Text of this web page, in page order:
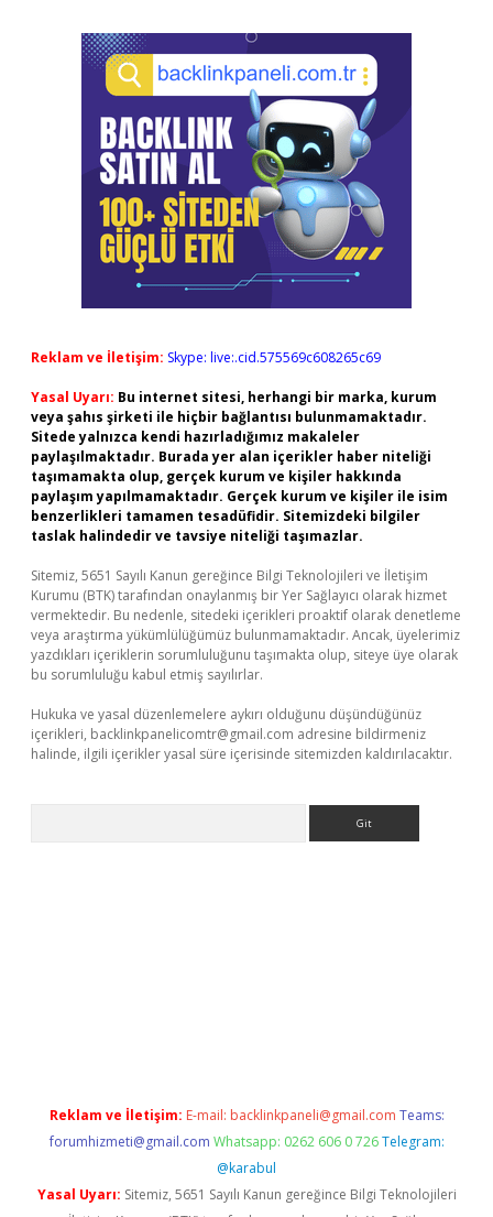
Reklam ve İletişim: Skype: live:.cid.575569c608265c69
Yasal Uyarı: Bu internet sitesi, herhangi bir marka, kurum
veya şahıs şirketi ile hiçbir bağlantısı bulunmamaktadır.
Sitede yalnızca kendi hazırladığımız makaleler
paylaşılmaktadır. Burada yer alan içerikler haber niteliği
taşımamakta olup, gerçek kurum ve kişiler hakkında
paylaşım yapılmamaktadır. Gerçek kurum ve kişiler ile isim
benzerlikleri tamamen tesadüfidir. Sitemizdeki bilgiler
taslak halindedir ve tavsiye niteliği taşımazlar.
Sitemiz, 5651 Sayılı Kanun gereğince Bilgi Teknolojileri ve İletişim
Kurumu (BTK) tarafından onaylanmış bir Yer Sağlayıcı olarak hizmet
vermektedir. Bu nedenle, sitedeki içerikleri proaktif olarak denetleme
veya araştırma yükümlülüğümüz bulunmamaktadır. Ancak, üyelerimiz
yazdıkları içeriklerin sorumluluğunu taşımakta olup, siteye üye olarak
bu sorumluluğu kabul etmiş sayılırlar.
Hukuka ve yasal düzenlemelere aykırı olduğunu düşündüğünüz
içerikleri, backlinkpanelicomtr@gmail.com adresine bildirmeniz
halinde, ilgili içerikler yasal süre içerisinde sitemizden kaldırılacaktır.
Reklam ve İletişim: E-mail: backlinkpaneli@gmail.com Teams:
forumhizmeti@gmail.com Whatsapp: 0262 606 0 726 Telegram:
@karabul
Yasal Uyarı: Sitemiz, 5651 Sayılı Kanun gereğince Bilgi Teknolojileri